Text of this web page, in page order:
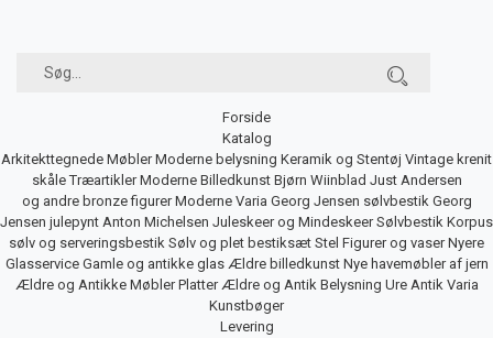
Forside
Katalog
Arkitekttegnede Møbler Moderne belysning Keramik og Stentøj Vintage krenit
skåle Træartikler Moderne Billedkunst Bjørn Wiinblad Just Andersen
og andre bronze figurer Moderne Varia Georg Jensen sølvbestik Georg
Jensen julepynt Anton Michelsen Juleskeer og Mindeskeer Sølvbestik Korpus
sølv og serveringsbestik Sølv og plet bestiksæt Stel Figurer og vaser Nyere
Glasservice Gamle og antikke glas Ældre billedkunst Nye havemøbler af jern
Ældre og Antikke Møbler Platter Ældre og Antik Belysning Ure Antik Varia
Kunstbøger
Levering